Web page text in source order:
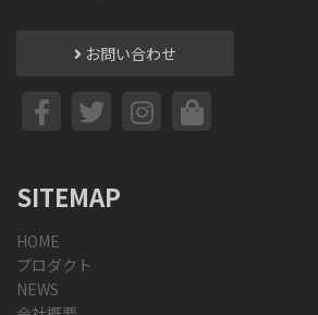
お問い合わせ
SITEMAP
HOME
プロダクト
NEWS